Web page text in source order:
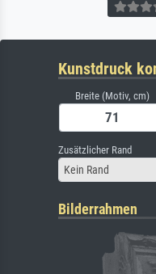
Kunstdruck
Breite (Motiv, cm)
Zusätzlicher Rand
Kein Rand
Bilderrahmen